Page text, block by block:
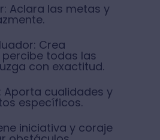
Aclara las metas y
Crea
todas las
con exactitud.
Aporta cualidades y
específicos.
iniciativa y coraje